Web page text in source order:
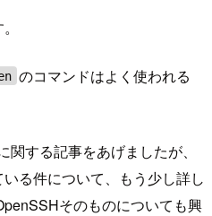
のコマンドはよく使われる
する記事をあげましたが、
る件について、もう少し詳し
そのものについても興